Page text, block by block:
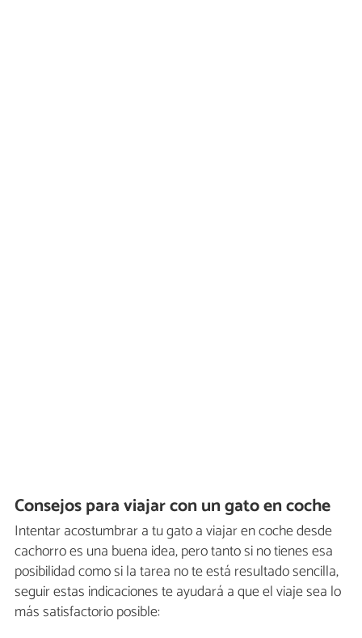
Consejos para viajar con un gato en coche
Intentar acostumbrar a tu gato a viajar en coche desde
cachorro es una buena idea, pero tanto si no tienes esa
posibilidad como si la tarea no te está resultado sencilla,
seguir estas indicaciones te ayudará a que el viaje sea lo
más satisfactorio posible: